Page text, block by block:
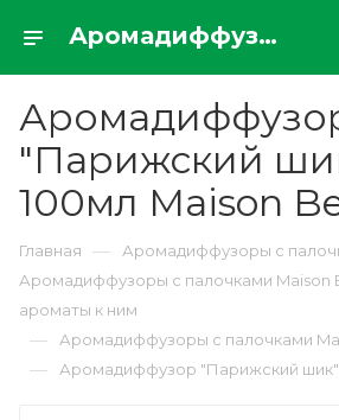
Аромадиффузор "Парижский шик" 100мл Maison Berger
"Парижский
100мл Maison
Главная — Аромадиффузоры с
Аромадиффузоры с палочками Maison
ароматы к ним
— Аромадиффузоры с палочками
— Аромадиффузор "Парижский шик"